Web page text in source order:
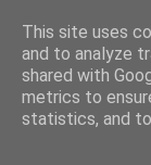
This site uses
and to analyze
shared with
metrics to
statistics, and